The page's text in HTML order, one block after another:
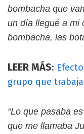
bombacha que
un día llegué a mi
bombacha, las
LEER MÁS:
grupo que
“Lo que pasaba
que me llamaba